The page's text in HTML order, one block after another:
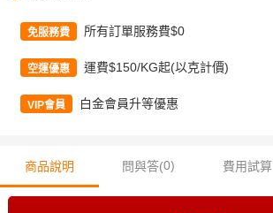
免服務費 所有訂單服務費$0
空運優惠 運費$150/KG起(以克計價)
VIP會員 白金會員升等優惠
商品說明 問與答(0) 費用試算